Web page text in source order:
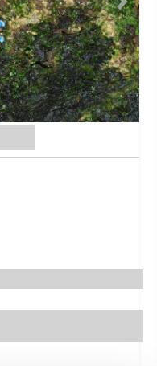
Next